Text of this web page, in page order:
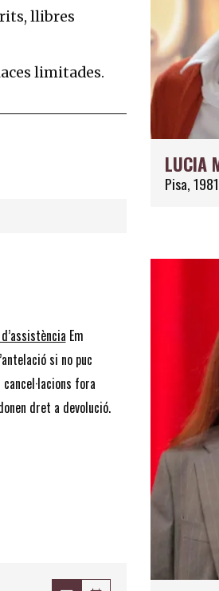
LUCIA
Pisa, 1981
llibres
limitades.
Em
si no puc
fora
dret a devolució.